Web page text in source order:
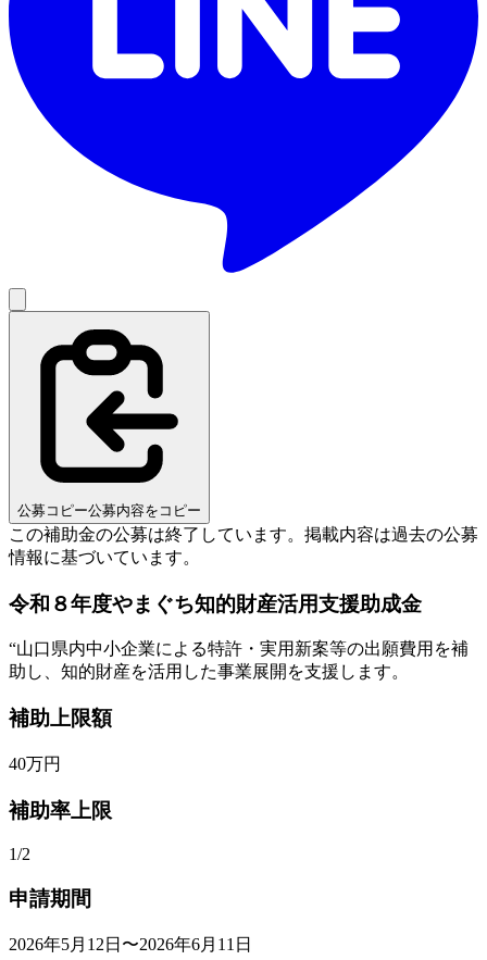
公募コピー公募内容をコピー
この補助金の公募は終了しています。 掲載内容は過去の公募
情報に基づいています。
令和８年度やまぐち知的財産活用支援助成金
“山口県内中小企業による特許・実用新案等の出願費用を補
助し、知的財産を活用した事業展開を支援します。
補助上限額
40万円
補助率上限
1/2
申請期間
2026年5月12日〜2026年6月11日